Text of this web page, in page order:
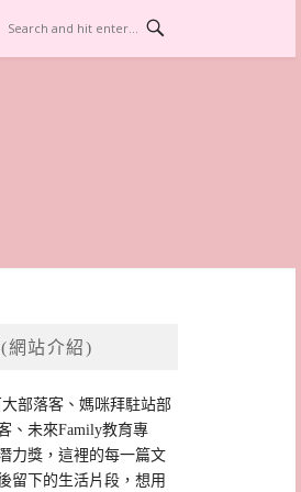
網站介紹)
部落客、媽咪拜駐站部
、未來Family教育專
力獎，這裡的每一篇文
留下的生活片段，想用